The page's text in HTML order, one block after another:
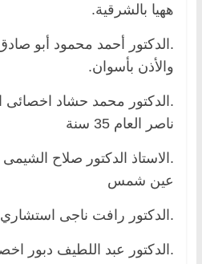
ههيا بالشرقية.
.الدكتور أحمد محمود أبو
والأذن بأسوان.
.الدكتور محمد حشاد
ناصر العام 35 سنة
.الاستاذ الدكتور صلاح
عين شمس
.الدكتور رافت ناجى استشاري
.الدكتور عبد اللطيف دبور